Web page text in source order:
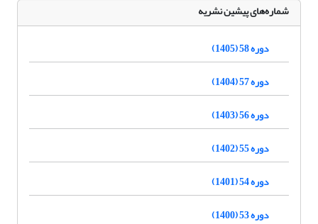
شماره‌های پیشین نشریه
دوره 58 (1405)
دوره 57 (1404)
دوره 56 (1403)
دوره 55 (1402)
دوره 54 (1401)
دوره 53 (1400)